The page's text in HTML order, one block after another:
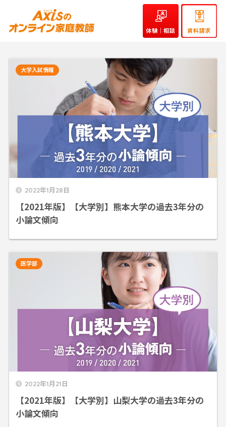
体験｜相談 資料請求
2022年1月28日
【2021年版】【大学別】熊本大学の過去3年分の
小論文傾向
大学入試情報
2022年1月21日
【2021年版】【大学別】山梨大学の過去3年分の
小論文傾向
医学部